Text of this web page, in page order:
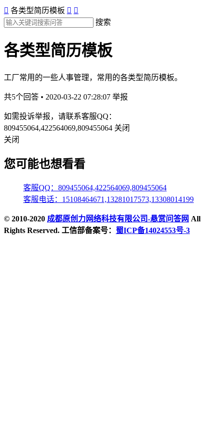
 各类型简历模板  
搜索
各类型简历模板
工厂常用的一些人事管理，常用的各类型简历模板。
共5个回答 • 2020-03-22 07:28:07 举报
如需投诉举报，请联系客服QQ：
809455064,422564069,809455064 关闭
关闭
您可能也想看看
客服QQ：809455064,422564069,809455064
客服电话：15108464671,13281017573,13308014199
© 2010-2020 成都原创力网络科技有限公司-悬赏问答网 All
Rights Reserved. 工信部备案号： 蜀ICP备14024553号-3